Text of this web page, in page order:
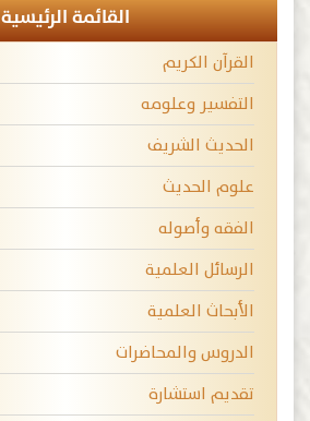
القائمة الرئيسية
القرآن الكريم
التفسير وعلومه
الحديث الشريف
علوم الحديث
الفقه وأصوله
الرسائل العلمية
الأبحاث العلمية
الدروس والمحاضرات
تقديم استشارة